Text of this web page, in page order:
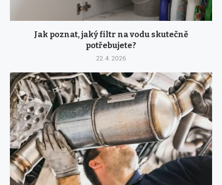
Jak poznat, jaký filtr na vodu skutečně
potřebujete?
22. 4. 2026